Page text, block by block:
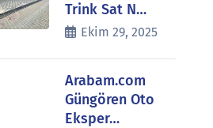
Trink Sat N…
Ekim 29, 2025
Arabam.com
Güngören Oto
Eksper…